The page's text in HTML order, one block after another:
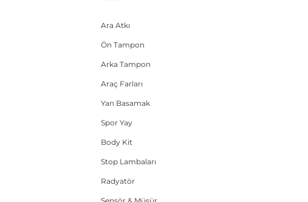
Ara Atkı
Ön Tampon
Arka Tampon
Araç Farları
Yan Basamak
Spor Yay
Body Kit
Stop Lambaları
Radyatör